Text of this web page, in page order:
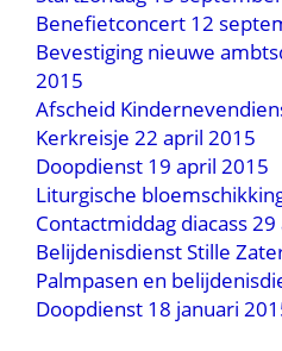
Benefietconcert 12
Bevestiging nieuwe
2015
Afscheid
Kerkreisje 22 april 2015
Doopdienst 19 april 2015
Liturgische
Contactmiddag diacass
Belijdenisdienst Stille
Palmpasen en
Doopdienst 18 januari